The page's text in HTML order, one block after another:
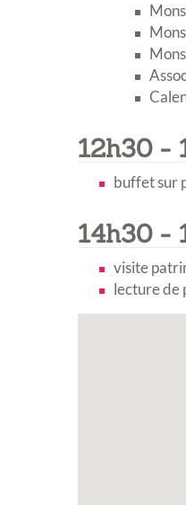
12h30 -
buffet sur
14h30 -
visite
lecture de